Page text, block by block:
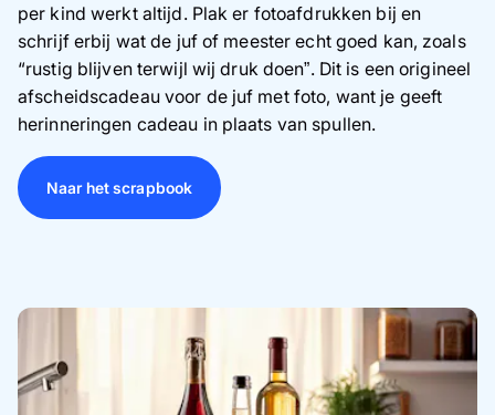
per kind werkt altijd. Plak er fotoafdrukken bij en
schrijf erbij wat de juf of meester echt goed kan, zoals
“rustig blijven terwijl wij druk doen”. Dit is een origineel
afscheidscadeau voor de juf met foto, want je geeft
herinneringen cadeau in plaats van spullen.
Naar het scrapbook